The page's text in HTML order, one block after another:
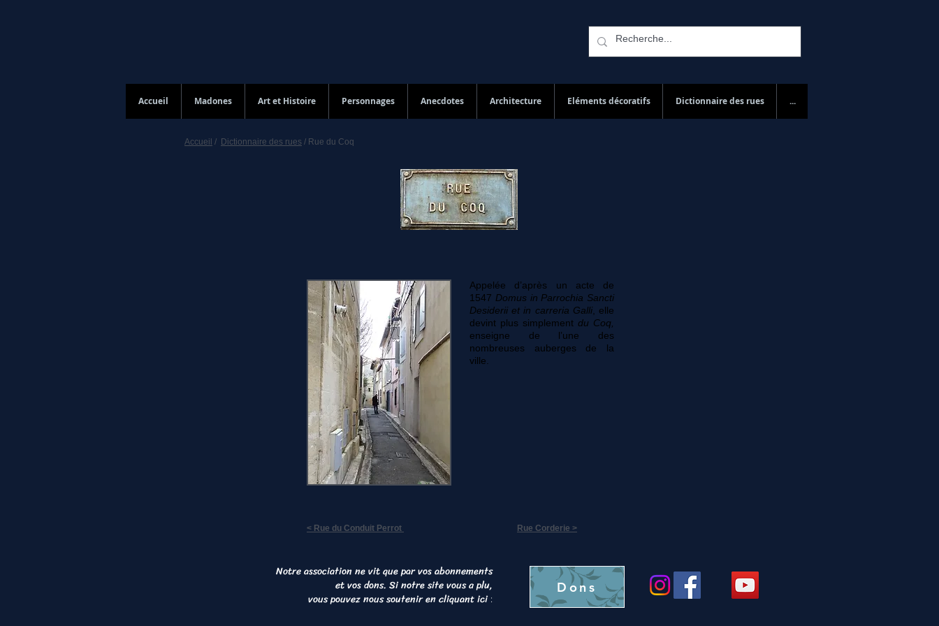
Accueil Madones Art et Histoire Personnages Anecdotes Architecture Eléments décoratifs Dictionnaire des rues ...
Accueil / Dictionnaire des rues / Rue du Coq
Appelée d’après un acte de
1547 Domus in Parrochia Sancti
Desiderii et in carreria Galli, elle
devint plus simplement du Coq,
enseigne de l’une des
nombreuses auberges de la
ville.
< Rue du Conduit Perrot Rue Corderie >
Notre association ne vit que par vos abonnements
et vos dons. Si notre site vous a plu,
vous pouvez nous soutenir en cliquant ici :
Dons